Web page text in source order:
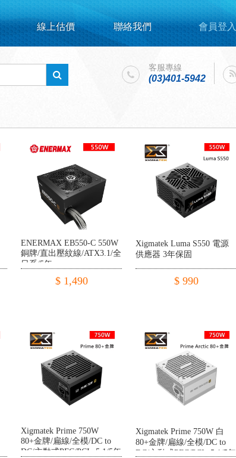
線上估價 聯絡我們 會員登入
客服專線
(03)401-5942
ENERMAX EB550-C 550W
銅牌/直出壓紋線/ATX3.1/全
日系/5年
$ 1,490
Xigmatek Luma S550 電源
供應器 3年保固
$ 990
Xigmatek Prime 750W
80+金牌/扁線/全模/DC to
DC/主動式PFC/PCIe 5.1/5年
Xigmatek Prime 750W 白
80+金牌/扁線/全模/DC to
DC/主動式PFC/PCIe 5.1/5年